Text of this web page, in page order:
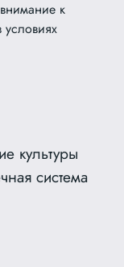
к
условиях
культуры
система